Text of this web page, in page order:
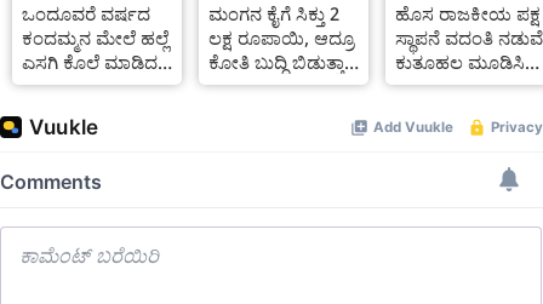
ಒಂದೂವರೆ ವರ್ಷದ
ಕಂದಮ್ಮನ ಮೇಲೆ ಹಲ್ಲೆ
ಎಸಗಿ ಕೊಲೆ ಮಾಡಿದ
ಪಾಪಿಗಳು ಸ್ಥಳಕ್ಕೆ
ಸಾರ್ವಜನಿಕರು ಏನ್
Video
ಮಂಗನ ಕೈಗೆ ಸಿಕ್ತು 2
ಲಕ್ಷ ರೂಪಾಯಿ, ಆದ್ರೂ
ಕೋತಿ ಬುದ್ಧಿ ಬಿಡುತ್ತಾ..
video ನೋಡಿ
ಹೊಸ ರಾಜಕೀಯ ಪಕ್ಷ
ಸ್ಥಾಪನೆ ವದಂತಿ ನಡುವೆ
ಕುತೂಹಲ ಮೂಡಿಸಿದ
ಕೆ ಅಣ್ಣಾಮಲೈ ಈ ನಡೆ